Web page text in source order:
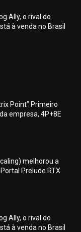
Ally, o rival do
à venda no Brasil
Point” Primeiro
empresa, 4P+8E
melhorou a
Prelude RTX
Ally, o rival do
à venda no Brasil